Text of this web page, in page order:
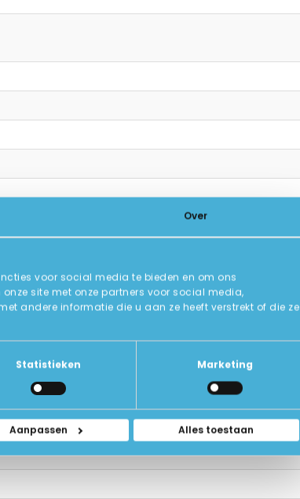
Over
voor social media te bieden en om ons
site met onze partners voor social media,
andere informatie die u aan ze heeft verstrekt of die ze
Statistieken Marketing
Aanpassen Alles toestaan
maanden garantie op de werking.